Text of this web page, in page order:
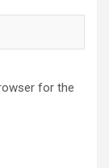
for the